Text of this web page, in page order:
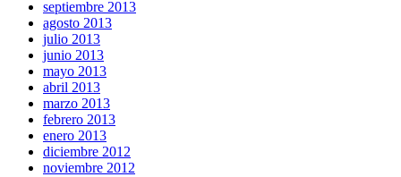
septiembre 2013
agosto 2013
julio 2013
junio 2013
mayo 2013
abril 2013
marzo 2013
febrero 2013
enero 2013
diciembre 2012
noviembre 2012